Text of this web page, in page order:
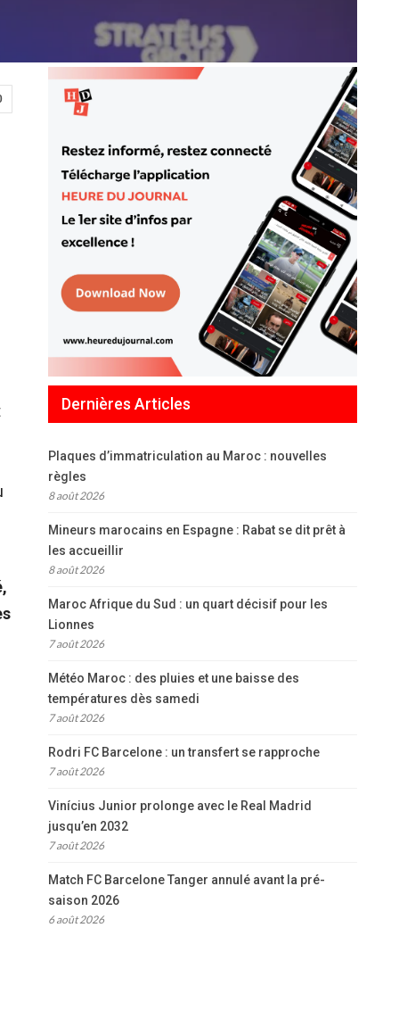
Dernières Articles
Plaques d’immatriculation au Maroc : nouvelles
règles
8 août 2026
Mineurs marocains en Espagne : Rabat se dit prêt à
les accueillir
8 août 2026
Maroc Afrique du Sud : un quart décisif pour les
Lionnes
7 août 2026
Météo Maroc : des pluies et une baisse des
températures dès samedi
7 août 2026
Rodri FC Barcelone : un transfert se rapproche
7 août 2026
Vinícius Junior prolonge avec le Real Madrid
jusqu’en 2032
7 août 2026
Match FC Barcelone Tanger annulé avant la pré-
saison 2026
6 août 2026